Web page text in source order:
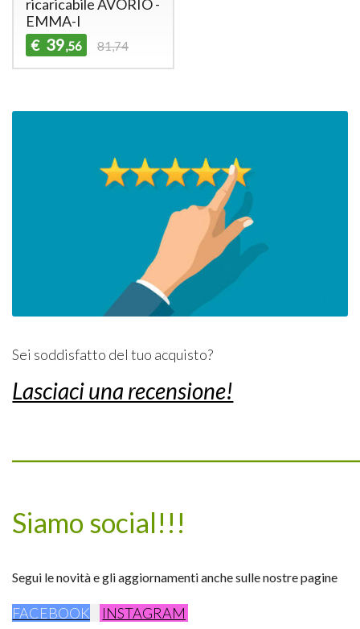
ricaricabile AVORIO -
EMMA-I
€ 39,56 81,74
Sei soddisfatto del tuo acquisto?
Lasciaci una recensione!
Siamo social!!!
Segui le novità e gli aggiornamenti anche sulle nostre pagine
FACEBOOK INSTAGRAM